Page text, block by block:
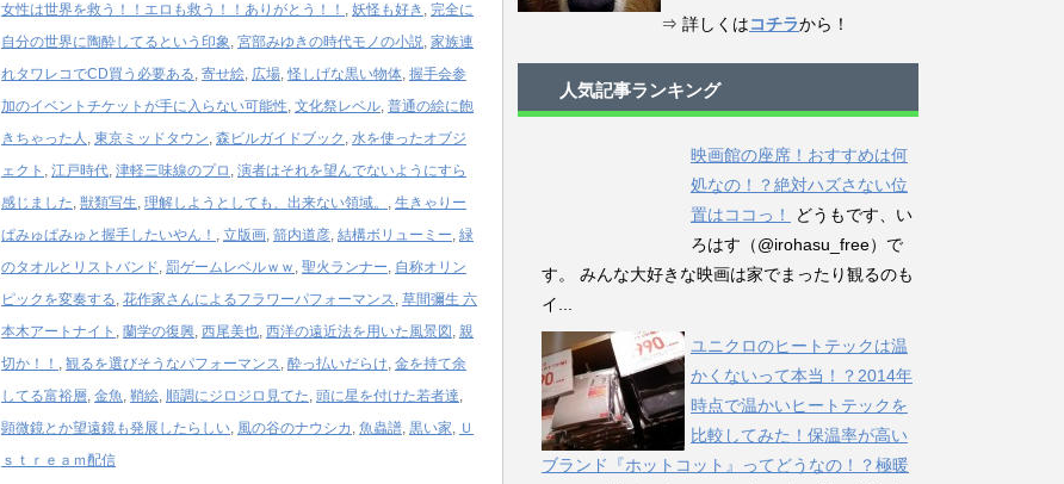
女性は世界を救う！！エロも救う！！ありがとう！！ , 妖怪も好き , 完全に
自分の世界に陶酔してるという印象, 宮部みゆきの時代モノの小説, 家族連
れタワレコでCD買う必要ある, 寄せ絵, 広場,怪しげな黒い物体, 握手会参
加のイベントチケットが手に入らない可能性, 文化祭レベル, 普通の絵に飽
きちゃった人 , 東京ミッドタウン, 森ビルガイドブック , 水を使ったオブジ
ェクト , 江戸時代, 津軽三味線のプロ , 演者はそれを望んでないようにすら
感じました, 獣類写生, 理解しようとしても、出来ない領域。 , 生きゃりー
ぱみゅぱみゅと握手したいやん！ , 立版画, 箭内道彦, 結構ボリューミー, 緑
のタオルとリストバンド, 罰ゲームレベルｗｗ , 聖火ランナー, 自称オリン
ピックを変奏する, 花作家さんによるフラワーパフォーマンス, 草間彌生 六
本木アートナイト , 蘭学の復興, 西尾美也, 西洋の遠近法を用いた風景図 , 親
切か！！ , 観るを選びそうなパフォーマンス, 酔っ払いだらけ, 金を持て余
してる富裕層, 金魚, 鞘絵, 順調にジロジロ見てた, 頭に星を付けた若者達,
顕微鏡とか望遠鏡も発展したらしい, 風の谷のナウシカ , 魚蟲譜, 黒い家, Ｕ
ｓｔｒｅａｍ配信
⇒ 詳しくはコチラから！
人気記事ランキング
映画館の座席！おすすめは何
処なの！？絶対ハズさない位
置はココっ！
どうもです、い
ろはす（@irohasu_free）で
す。 みんな大好きな映画は家でまったり観るのも
イ...
ユニクロのヒートテックは温
かくないって本当！？2014年
時点で温かいヒートテックを
比較してみた！保温率が高い
ブランド『ホットコット』ってどうなの！？極暖